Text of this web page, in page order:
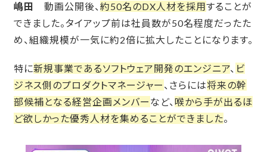
嶋田 動画公開後、 約50名のDX人材を採用することが
できました。タイアップ前は社員数が50名程度だったた
め、組織規模が一気に約2倍に拡大したことになります。
特に新規事業であるソフトウェア開発のエンジニア、 ビ
ジネス側のプロダクトマネージャー 、さらには将来の幹
部候補となる経営企画メンバー など、 喉から手が出るほ
ど欲しかった優秀人材を集めることができました。